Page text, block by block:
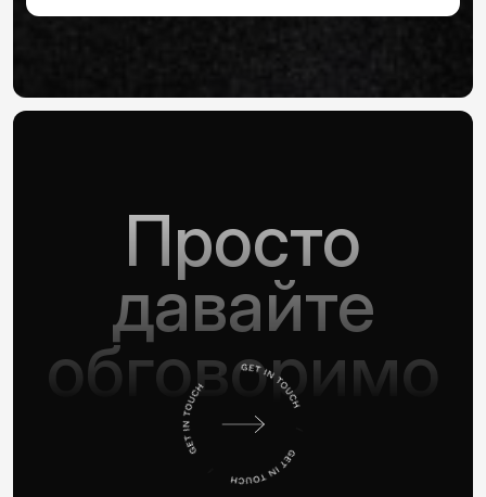
Просто
давайте
обговоримо